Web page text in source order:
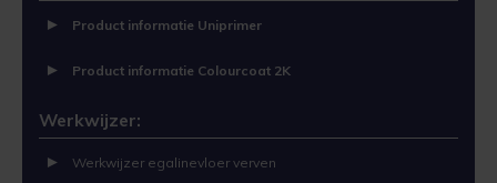
Product informatie Uniprimer
Product informatie Colourcoat 2K
Werkwijzer:
Werkwijzer egalinevloer verven